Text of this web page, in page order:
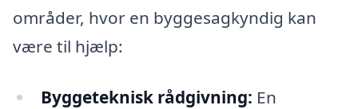
områder, hvor en byggesagkyndig kan
være til hjælp:
Byggeteknisk rådgivning: En